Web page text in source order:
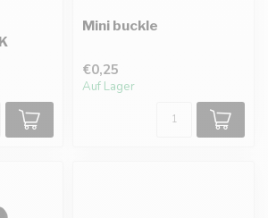
Mini buckle
€0,25
Auf Lager